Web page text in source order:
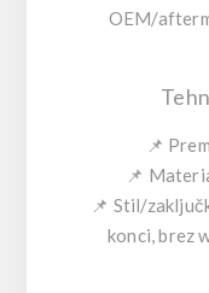
OEM/
📌
📌
📌 Stil/
konci, brez